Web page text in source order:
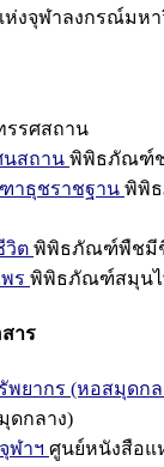
ห่งจุฬาลงกรณ์มหา
รรศสถาน
สถาน พิพิธภัณฑ์
าธุชราชฐาน พิพิ
ต พิพิธภัณฑ์พืชมี
ร พิพิธภัณฑ์สมุนไ
าร
พยากร (หอสมุดกล
ดกลาง)
ฬาฯ ศูนย์หนังสือแ